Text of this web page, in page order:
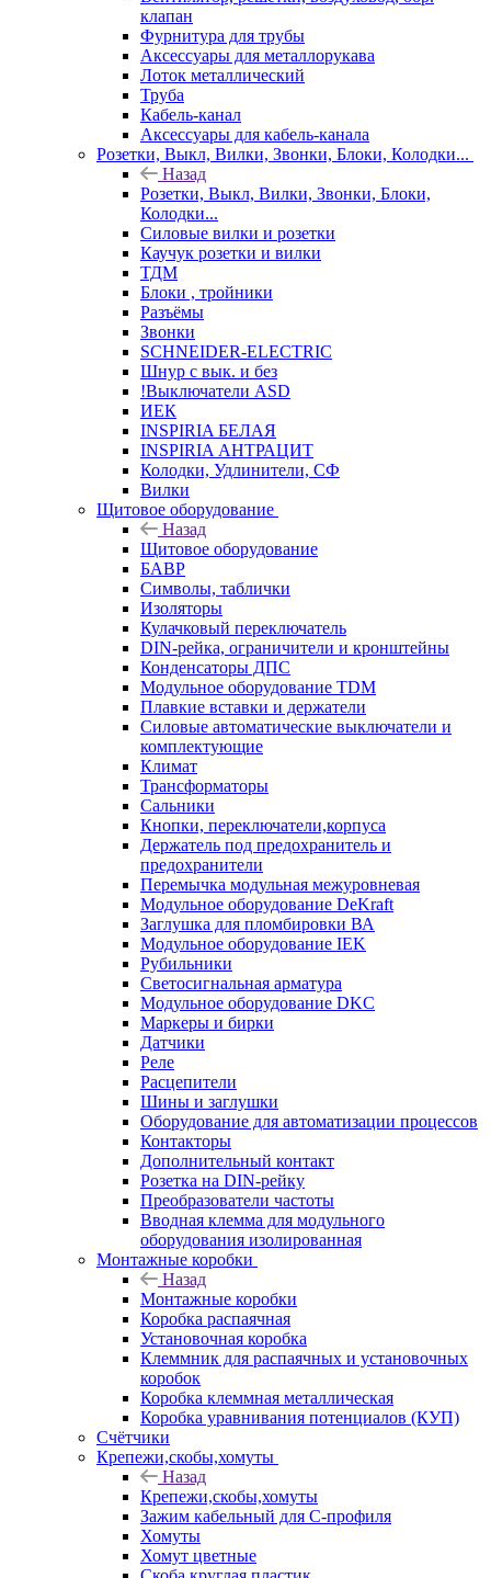
клапан
Фурнитура для трубы
Аксессуары для металлорукава
Лоток металлический
Труба
Кабель-канал
Аксессуары для кабель-канала
Розетки, Выкл, Вилки, Звонки, Блоки, Колодки...
Назад
Розетки, Выкл, Вилки, Звонки, Блоки,
Колодки...
Силовые вилки и розетки
Каучук розетки и вилки
ТДМ
Блоки , тройники
Разъёмы
Звонки
SCHNEIDER-ELECTRIC
Шнур с вык. и без
!Выключатели ASD
ИЕК
INSPIRIA БЕЛАЯ
INSPIRIA АНТРАЦИТ
Колодки, Удлинители, СФ
Вилки
Щитовое оборудование
Назад
Щитовое оборудование
БАВР
Символы, таблички
Изоляторы
Кулачковый переключатель
DIN-рейка, ограничители и кронштейны
Конденсаторы ДПС
Модульное оборудование TDM
Плавкие вставки и держатели
Силовые автоматические выключатели и
комплектующие
Климат
Трансформаторы
Сальники
Кнопки, переключатели,корпуса
Держатель под предохранитель и
предохранители
Перемычка модульная межуровневая
Модульное оборудование DeKraft
Заглушка для пломбировки ВА
Модульное оборудование IEK
Рубильники
Светосигнальная арматура
Модульное оборудование DKC
Маркеры и бирки
Датчики
Реле
Расцепители
Шины и заглушки
Оборудование для автоматизации процессов
Контакторы
Дополнительный контакт
Розетка на DIN-рейку
Преобразователи частоты
Вводная клемма для модульного
оборудования изолированная
Монтажные коробки
Назад
Монтажные коробки
Коробка распаячная
Установочная коробка
Клеммник для распаячных и установочных
коробок
Коробка клеммная металлическая
Коробка уравнивания потенциалов (КУП)
Счётчики
Крепежи,скобы,хомуты
Назад
Крепежи,скобы,хомуты
Зажим кабельный для С-профиля
Хомуты
Хомут цветные